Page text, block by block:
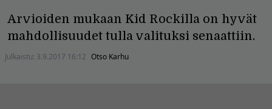
Arvioiden mukaan Kid Rockilla on hyvät
mahdollisuudet tulla valituksi senaattiin.
Julkaistu: 3.9.2017 16:12 Otso Karhu